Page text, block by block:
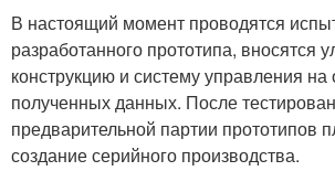
В настоящий момент проводятся
разработанного прототипа, вносятся
конструкцию и систему управления на
полученных данных. После
предварительной партии прототипов
создание серийного производства.